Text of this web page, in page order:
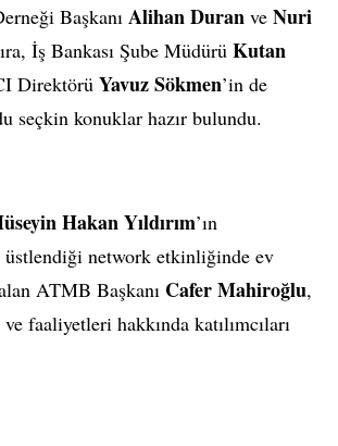
Başkanı Alihan Duran ve Nuri
İş Bankası Şube Müdürü Kutan
Direktörü Yavuz Sökmen’in de
seçkin konuklar hazır bulundu.
Hakan Yıldırım’ın
üstlendiği network etkinliğinde ev
ATMB Başkanı Cafer Mahiroğlu,
faaliyetleri hakkında katılımcıları